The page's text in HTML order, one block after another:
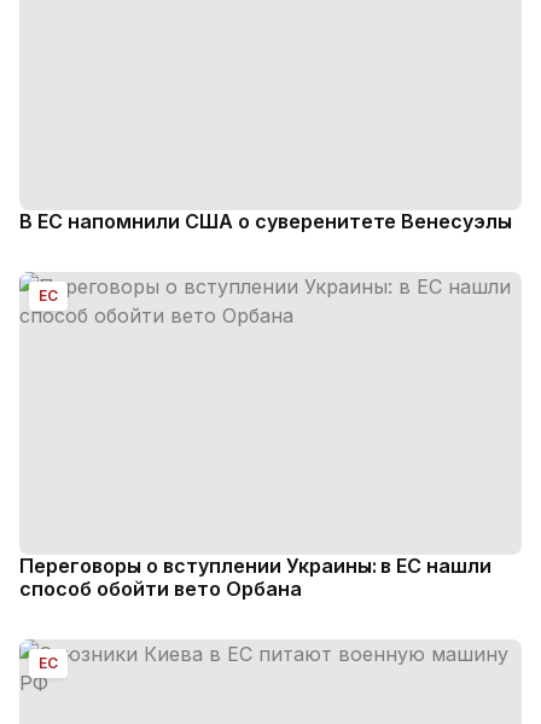
В ЕС напомнили США о суверенитете Венесуэлы
ЕС
Переговоры о вступлении Украины: в ЕС нашли
способ обойти вето Орбана
ЕС